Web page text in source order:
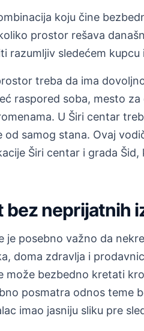
koju čine
prostor rešava
razumljiv sledećem
treba da ima
raspored soba, mesto
U Širi centar
od samog stana. Ovaj
Širi centar i grada
bez neprijatnih
je posebno važno da
doma zdravlja i
može bezbedno kretati
posmatra odnos teme
imao jasniju sliku pre